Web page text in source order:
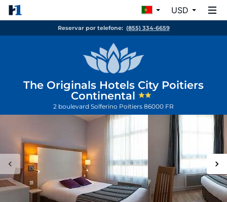
USD
Reservar por telefone: (855) 334-6659
The Originals Hotels City Poitiers
Continental
2 boulevard Solferino Poitiers 86000 FR